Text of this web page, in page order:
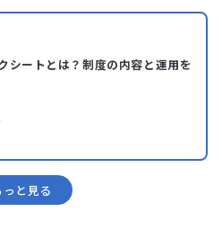
シートとは？制度の内容と運用を
っと⾒る